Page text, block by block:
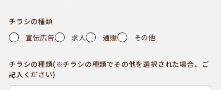
チラシの種類
宣伝広告
求人 通販 その他
チラシの種類(※チラシの種類でその他を選択された場合、ご
記入ください)